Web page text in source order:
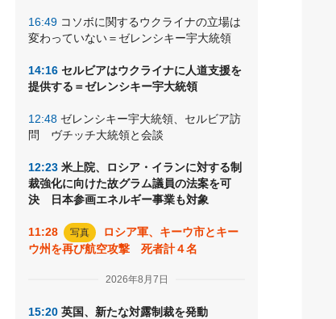
16:49 コソボに関するウクライナの立場は
変わっていない＝ゼレンシキー宇大統領
14:16 セルビアはウクライナに人道支援を
提供する＝ゼレンシキー宇大統領
12:48 ゼレンシキー宇大統領、セルビア訪
問 ヴチッチ大統領と会談
12:23 米上院、ロシア・イランに対する制
裁強化に向けた故グラム議員の法案を可
決 日本参画エネルギー事業も対象
11:28 写真
ロシア軍、キーウ市とキー
ウ州を再び航空攻撃 死者計４名
2026年8月7日
15:20 英国、新たな対露制裁を発動